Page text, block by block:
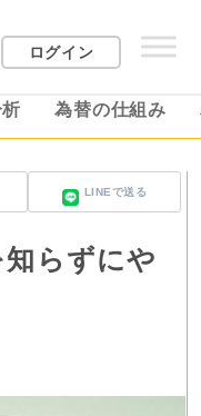
ログイン
為替の仕組み
LINEで送る
知らずにや